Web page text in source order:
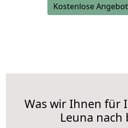
Kostenlose
Was wir Ihnen für
Leuna nach